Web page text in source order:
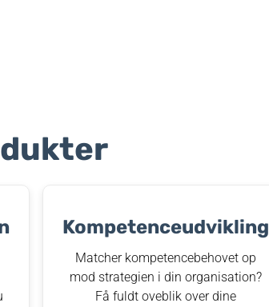
Kompetenceudvikling
Matcher kompetencebehovet op
mod strategien i din organisation?
Få fuldt oveblik over dine